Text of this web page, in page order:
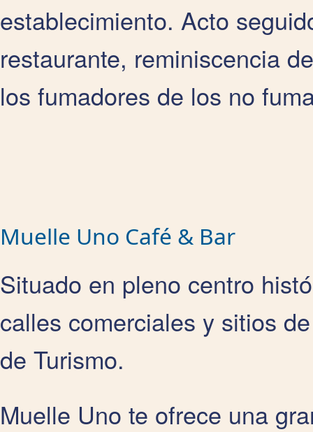
establecimiento. Acto
restaurante, reminiscencia
los fumadores de los no
Muelle Uno Café & Bar
Situado en pleno centro
calles comerciales y sitios
de Turismo.
Muelle Uno te ofrece una